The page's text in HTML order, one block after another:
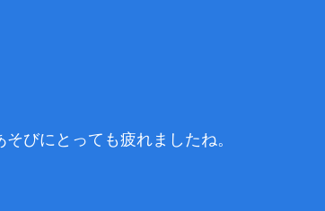
びにとっても疲れましたね。